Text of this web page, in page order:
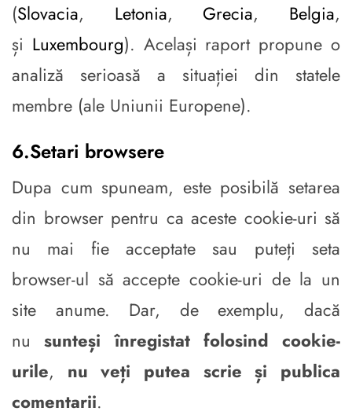
(Slovacia, Letonia,Grecia, Belgia,
și Luxembourg). Același raport propune o
analiză serioasă a situației din statele
membre (ale Uniunii Europene).
6.Setari browsere
Dupa cum spuneam, este posibilă setarea
din browser pentru ca aceste cookie-uri să
nu mai fie acceptate sau puteți seta
browser-ul să accepte cookie-uri de la un
site anume. Dar, de exemplu, dacă
nusunteși înregistat folosind cookie-
urile, nu veți putea scrie și publica
comentarii.